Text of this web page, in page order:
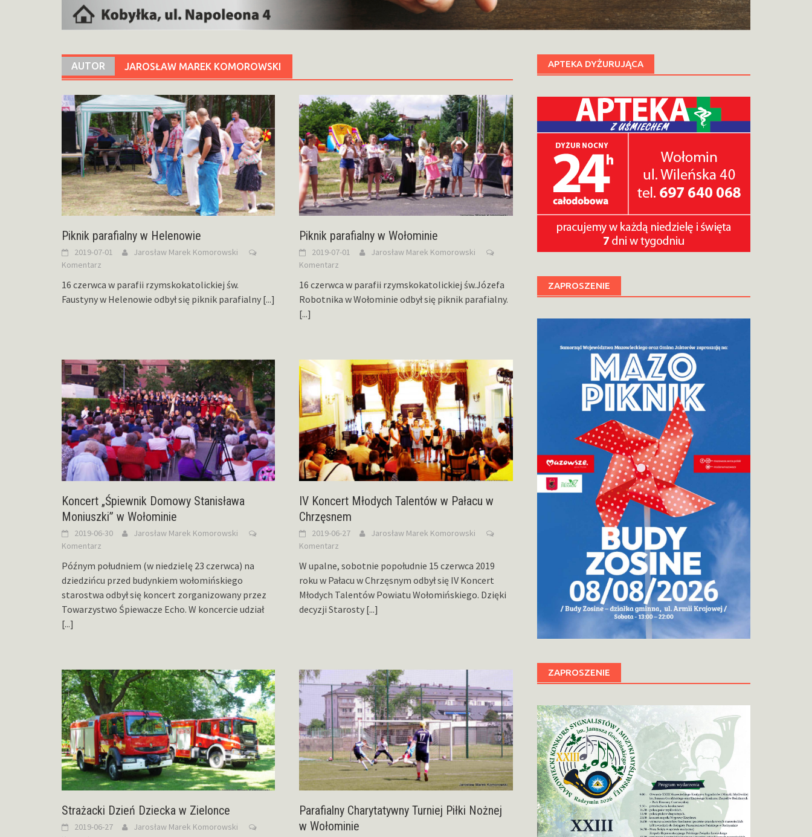
AUTOR JAROSŁAW MAREK KOMOROWSKI
Piknik parafialny w Helenowie
2019-07-01
Jarosław Marek Komorowski
Komentarz
16 czerwca w parafii rzymskokatolickiej św.
Faustyny w Helenowie odbył się piknik parafialny [...]
Piknik parafialny w Wołominie
2019-07-01
Jarosław Marek Komorowski
Komentarz
16 czerwca w parafii rzymskokatolickiej św.Józefa
Robotnika w Wołominie odbył się piknik parafialny.
[...]
Koncert „Śpiewnik Domowy Stanisława
Moniuszki” w Wołominie
2019-06-30
Jarosław Marek Komorowski
Komentarz
Późnym południem (w niedzielę 23 czerwca) na
dziedzińcu przed budynkiem wołomińskiego
starostwa odbył się koncert zorganizowany przez
Towarzystwo Śpiewacze Echo. W koncercie udział
[...]
IV Koncert Młodych Talentów w Pałacu w
Chrzęsnem
2019-06-27
Jarosław Marek Komorowski
Komentarz
W upalne, sobotnie popołudnie 15 czerwca 2019
roku w Pałacu w Chrzęsnym odbył się IV Koncert
Młodych Talentów Powiatu Wołomińskiego. Dzięki
decyzji Starosty [...]
Strażacki Dzień Dziecka w Zielonce
2019-06-27
Jarosław Marek Komorowski
Parafialny Charytatywny Turniej Piłki Nożnej
w Wołominie
APTEKA DYŻURUJĄCA
ZAPROSZENIE
ZAPROSZENIE